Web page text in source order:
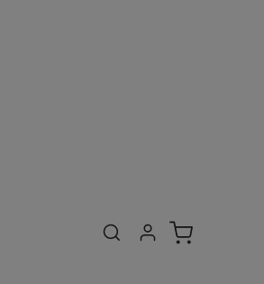
Uživatelská
Přihlásit se
Košík